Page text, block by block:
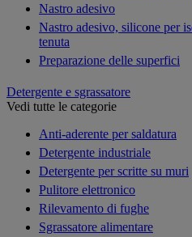
Nastro adesivo
Nastro adesivo, silicone per
tenuta
Preparazione delle superfici
Detergente e sgrassatore
Vedi tutte le categorie
Anti-aderente per saldatura
Detergente industriale
Detergente per scritte su muri
Pulitore elettronico
Rilevamento di fughe
Sgrassatore alimentare